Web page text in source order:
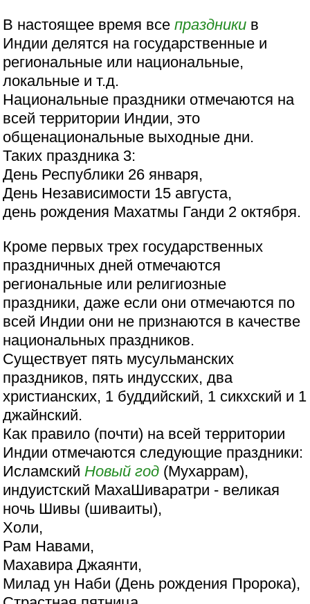
В настоящее время всепраздники в
Индии делятся на государственные и
региональные или национальные,
локальные и т.д.
Национальные праздники отмечаются на
всей территории Индии, это
общенациональные выходные дни.
Таких праздника 3:
День Республики 26 января,
День Независимости 15 августа,
день рождения Махатмы Ганди 2 октября.
Кроме первых трех государственных
праздничных дней отмечаются
региональные или религиозные
праздники, даже если они отмечаются по
всей Индии они не признаются в качестве
национальных праздников.
Существует пять мусульманских
праздников, пять индусских, два
христианских, 1 буддийский, 1 сикхский и 1
джайнский.
Как правило (почти) на всей территории
Индии отмечаются следующие праздники:
Исламский Новый год (Мухаррам),
индуистский МахаШиваратри - великая
ночь Шивы (шиваиты),
Холи,
Рам Навами,
Махавира Джаянти,
Милад ун Наби (День рождения Пророка),